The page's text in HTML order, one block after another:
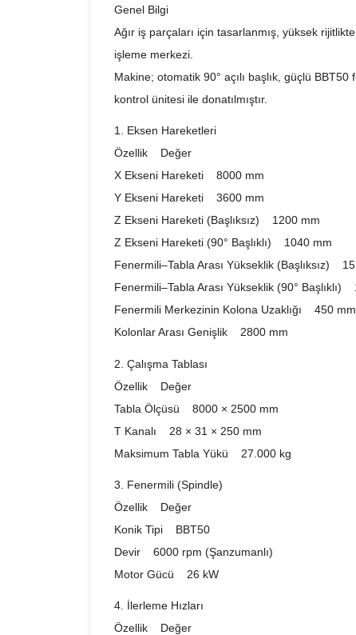
Genel Bilgi
Ağır iş parçaları için tasarlanmış, yüksek
işleme merkezi.
Makine; otomatik 90° açılı başlık, güçlü
kontrol ünitesi ile donatılmıştır.
1. Eksen Hareketleri
Özellik Değer
X Ekseni Hareketi 8000 mm
Y Ekseni Hareketi 3600 mm
Z Ekseni Hareketi (Başlıksız) 1200 mm
Z Ekseni Hareketi (90° Başlıklı) 1040 mm
Fenermili–Tabla Arası Yükseklik (Başlıksız)
Fenermili–Tabla Arası Yükseklik (90° Başlıklı)
Fenermili Merkezinin Kolona Uzaklığı 450 mm
Kolonlar Arası Genişlik 2800 mm
2. Çalışma Tablası
Özellik Değer
Tabla Ölçüsü 8000 × 2500 mm
T Kanalı 28 × 31 × 250 mm
Maksimum Tabla Yükü 27.000 kg
3. Fenermili (Spindle)
Özellik Değer
Konik Tipi BBT50
Devir 6000 rpm (Şanzumanlı)
Motor Gücü 26 kW
4. İlerleme Hızları
Özellik Değer